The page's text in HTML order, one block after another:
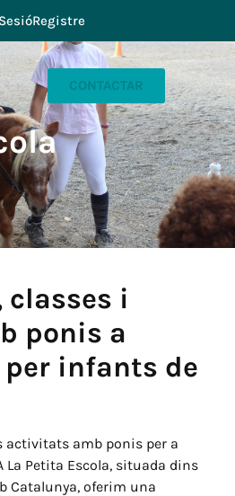
Registre
CONTACTAR
i
ponis a
per infants de
activitats amb ponis per a
La Petita Escola, situada dins
Catalunya, oferim una